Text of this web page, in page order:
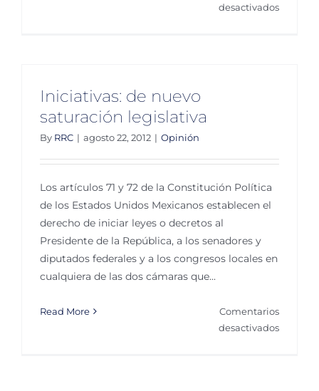
desactivadosen
Iniciativas: de nuevo
saturación legislativa
By RRC | agosto 22, 2012 | Opinión
Los artículos 71 y 72 de la Constitución Política
de los Estados Unidos Mexicanos establecen el
derecho de iniciar leyes o decretos al
Presidente de la República, a los senadores y
diputados federales y a los congresos locales en
cualquiera de las dos cámaras que...
Read More
Comentarios
desactivadosen